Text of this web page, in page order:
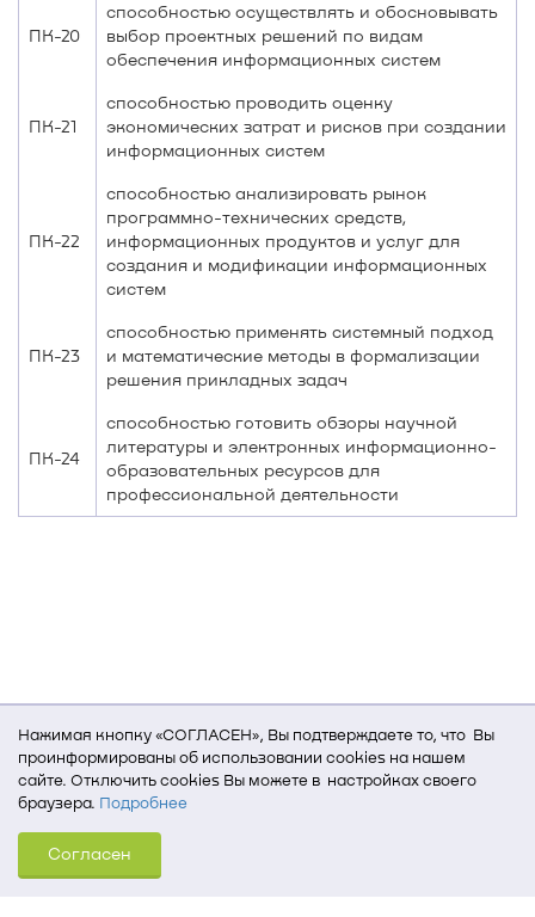
Нажимая кнопку «СОГЛАСЕН», Вы подтверждаете то, что Вы
проинформированы об использовании cookies на нашем
сайте. Отключить cookies Вы можете в настройках своего
браузера. Подробнее
Для того, чтобы мы могли качественно предоставить Вам
услуги, мы используем cookies, которые сохраняются
на Вашем компьютере (Сведения о местоположении; ip-адрес;
Согласен
ПК-20
способностью осуществлять и обосновывать
выбор проектных решений по видам
обеспечения информационных систем
ПК-21
способностью проводить оценку
экономических затрат и рисков при создании
информационных систем
ПК-22
способностью анализировать рынок
программно-технических средств,
информационных продуктов и услуг для
создания и модификации информационных
систем
ПК-23
способностью применять системный подход
и математические методы в формализации
решения прикладных задач
ПК-24
способностью готовить обзоры научной
литературы и электронных информационно-
образовательных ресурсов для
профессиональной деятельности